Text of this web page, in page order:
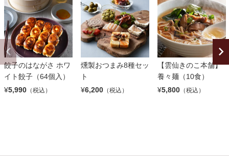
餃子のはながさ ホワ
イト餃子（64個入）
¥5,990 （税込）
燻製おつまみ8種セッ
ト
¥6,200 （税込）
【雲仙きのこ本舗】
養々麺（10食）
¥5,800 （税込）